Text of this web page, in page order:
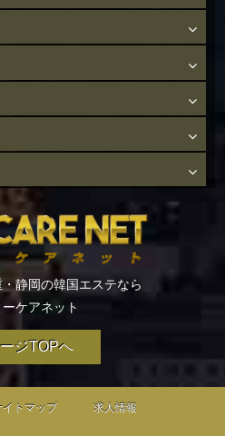
ジTOPへ
静岡の韓国エステなら
ケアネット
イトマップ 求人情報